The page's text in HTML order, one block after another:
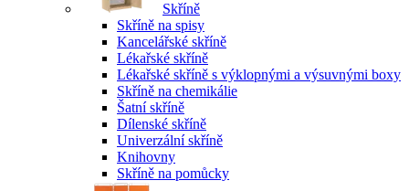
Skříně
Skříně na spisy
Kancelářské skříně
Lékařské skříně
Lékařské skříně s výklopnými a výsuvnými boxy
Skříně na chemikálie
Šatní skříně
Dílenské skříně
Univerzální skříně
Knihovny
Skříně na pomůcky